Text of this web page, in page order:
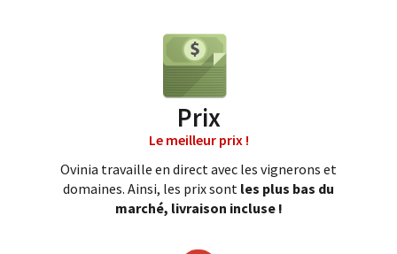
Prix
Le meilleur prix !
Ovinia travaille en direct avec les vignerons et
domaines. Ainsi, les prix sont les plus bas du
marché, livraison incluse !